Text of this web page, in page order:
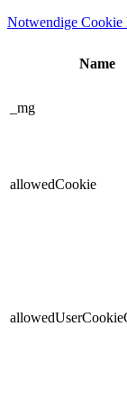
Notwendige Cookie
Name
_mg
allowedCookie